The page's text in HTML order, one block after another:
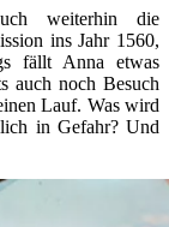
weiterhin die
ins Jahr 1560,
fällt Anna etwas
auch noch Besuch
Lauf. Was wird
in Gefahr? Und